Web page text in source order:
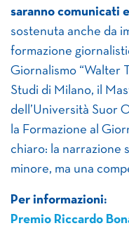
saranno comunicati
sostenuta anche da
formazione
Giornalismo “Walter
Studi di Milano, il
dell’Università Suor
la Formazione al
chiaro: la narrazione
minore, ma una
Per informazioni:
Premio Riccardo